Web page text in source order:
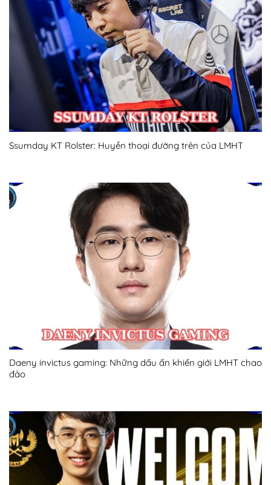
Ssumday KT Rolster: Huyền thoại đường trên của LMHT
Daeny invictus gaming: Những dấu ấn khiến giới LMHT chao
đảo